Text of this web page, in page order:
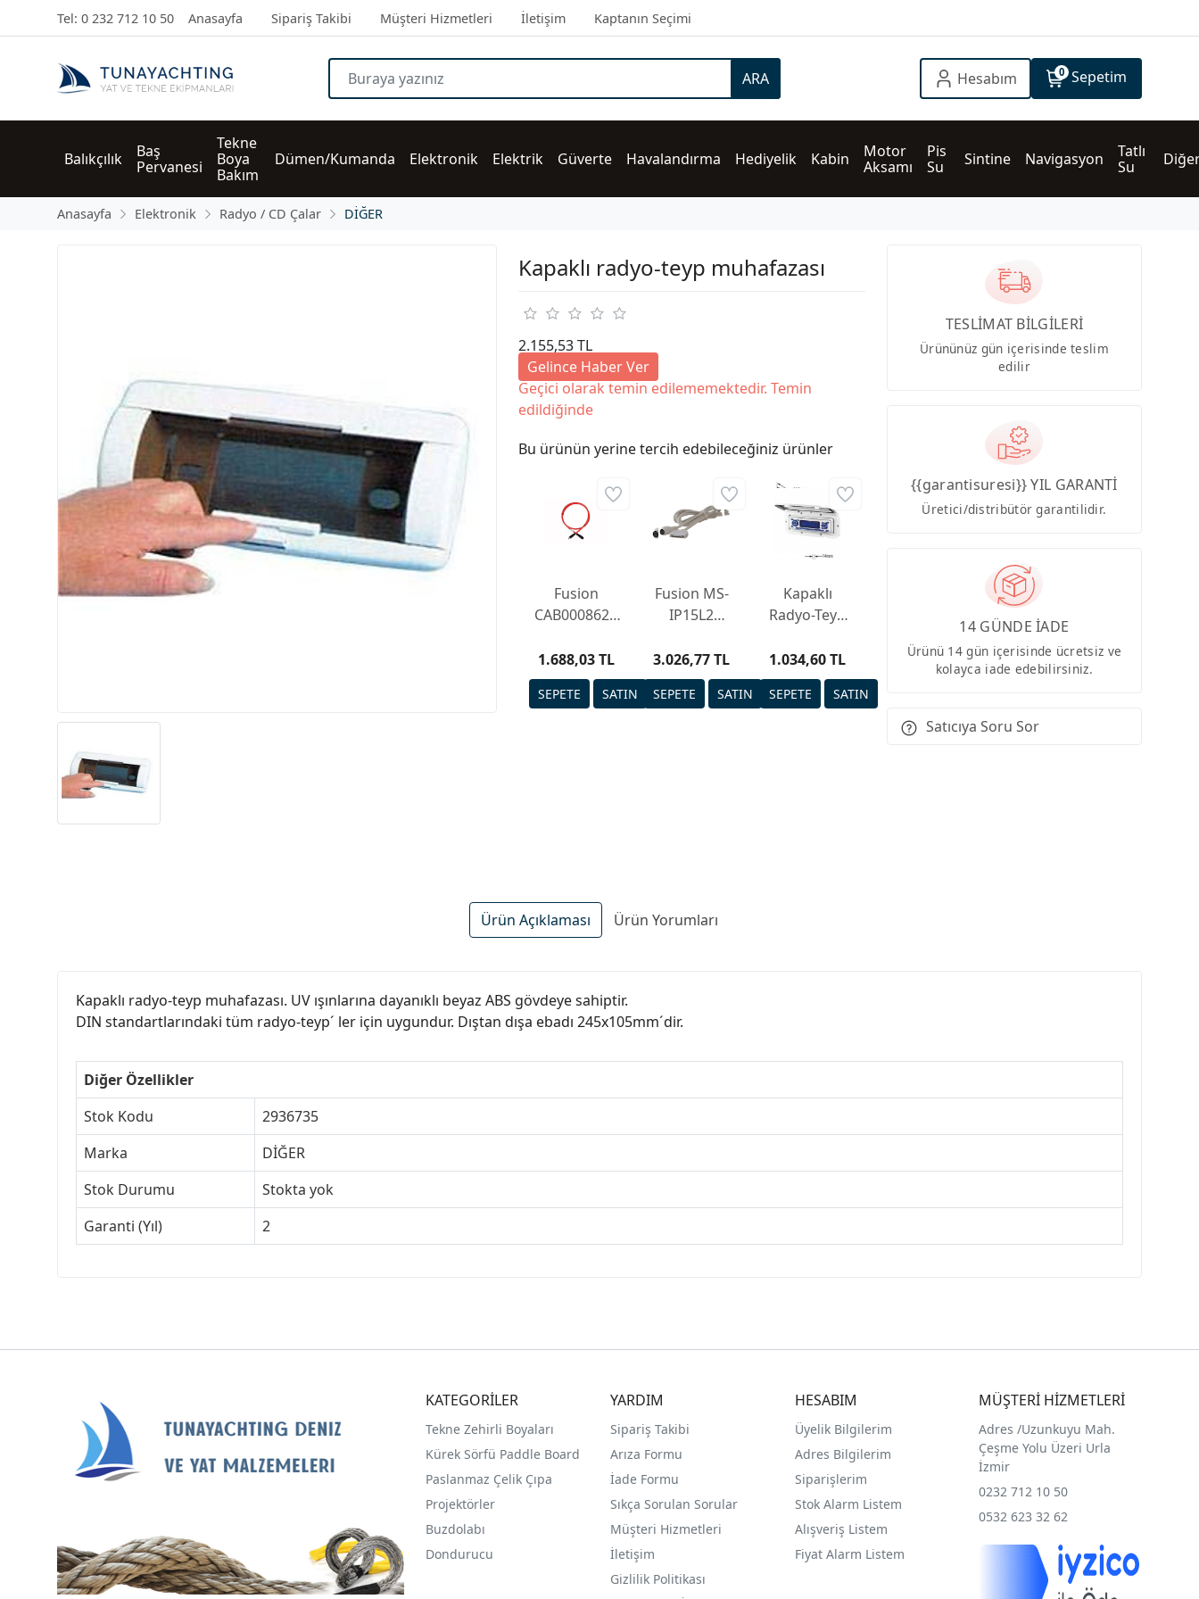
Tel: 0 232 712 10 50 Anasayfa Sipariş Takibi Müşteri Hizmetleri İletişim Kaptanın Seçimi
ARA Hesabım 0 Sepetim
Balıkçılık
Baş
Pervanesi
Tekne
Boya
Bakım
Dümen/Kumanda Elektronik Elektrik Güverte Havalandırma Hediyelik Kabin
Motor
Aksamı
Pis
Su
Sintine Navigasyon
Tatlı
Su
Anasayfa Elektronik Radyo / CD Çalar DİĞER
Kapaklı radyo-teyp muhafazası
2.155,53 TL
Gelince Haber Ver
Geçici olarak temin edilememektedir. Temin
edildiğinde
Bu ürünün yerine tercih edebileceğiniz ürünler
Fusion
CAB000862 -
M12-5M
kablo
1.688,03 TL
Fusion MS-
IP15L2
Bağlantı
Kablosu
3.026,77 TL
Kapaklı
Radyo-Teyp
1.034,60 TL
TESLİMAT BİLGİLERİ
Ürününüz gün içerisinde teslim
edilir
{{garantisuresi}} YIL GARANTİ
Üretici/distribütör garantilidir.
14 GÜNDE İADE
Ürünü 14 gün içerisinde ücretsiz ve
kolayca iade edebilirsiniz.
Satıcıya Soru Sor
Ürün Açıklaması Ürün Yorumları
Kapaklı radyo-teyp muhafazası. UV ışınlarına dayanıklı beyaz ABS gövdeye sahiptir.
DIN standartlarındaki tüm radyo-teyp´ ler için uygundur. Dıştan dışa ebadı 245x105mm´dir.
Diğer Özellikler
Stok Kodu
2936735
Marka
DİĞER
Stok Durumu
Stokta yok
Garanti (Yıl)
2
KATEGORİLER
Tekne Zehirli Boyaları
Kürek Sörfü Paddle Board
Paslanmaz Çelik Çıpa
Projektörler
Buzdolabı
Dondurucu
YARDIM
Sipariş Takibi
Arıza Formu
İade Formu
Sıkça Sorulan Sorular
Müşteri Hizmetleri
İletişim
Gizlilik Politikası
HESABIM
Üyelik Bilgilerim
Adres Bilgilerim
Siparişlerim
Stok Alarm Listem
Alışveriş Listem
Fiyat Alarm Listem
MÜŞTERİ HİZMETLERİ
Adres /Uzunkuyu Mah.
Çeşme Yolu Üzeri Urla
İzmir
0232 712 10 50
0532 623 32 62